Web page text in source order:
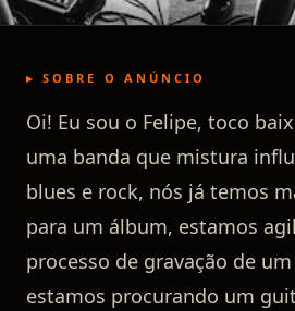
▸ SOBRE O ANÚNCIO
Oi! Eu sou o Felipe, toco
uma banda que mistura
blues e rock, nós já temos
para um álbum, estamos
processo de gravação de
estamos procurando um